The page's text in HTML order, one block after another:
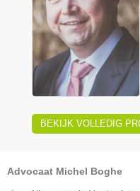
BEKIJK VOLLEDIG
Advocaat Michel Boghe